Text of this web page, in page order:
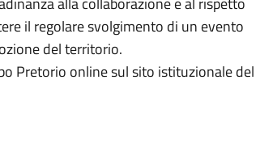
il regolare svolgimento di un evento
del territorio.
Pretorio online sul sito istituzionale del